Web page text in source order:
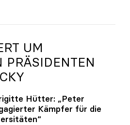
uniko irritiert über
UM
PRÄSIDENTEN
Hütter: „Peter
Kämpfer für die